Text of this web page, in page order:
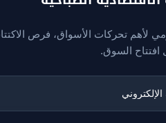
لأهم تحركات الأسواق، فرص
السوق.